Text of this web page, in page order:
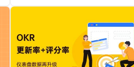
值、目标值、挑战值等，并且支持
当达到不同的阈值时该项指标自动
获得不同的得分；2）企业在设置考
核指标时，系统现有的字段不能满